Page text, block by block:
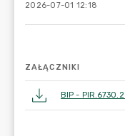
2026-07-01 12:18
ZAŁĄCZNIKI
BIP -